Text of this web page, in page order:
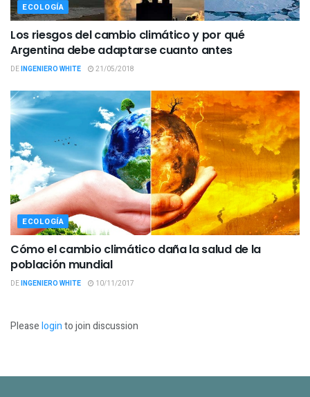
ECOLOGÍA
Los riesgos del cambio climático y por qué
Argentina debe adaptarse cuanto antes
DEINGENIERO WHITE 21/05/2018
ECOLOGÍA
Cómo el cambio climático daña la salud de la
población mundial
DEINGENIERO WHITE 10/11/2017
Pleaseloginto join discussion